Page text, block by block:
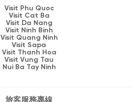
Visit Phu Quoc
Visit Cat Ba
Visit Da Nang
Visit Ninh Binh
Visit Quang Ninh
Visit Sapa
Visit Thanh Hoa
Visit Vung Tau
Nui Ba Tay Ninh